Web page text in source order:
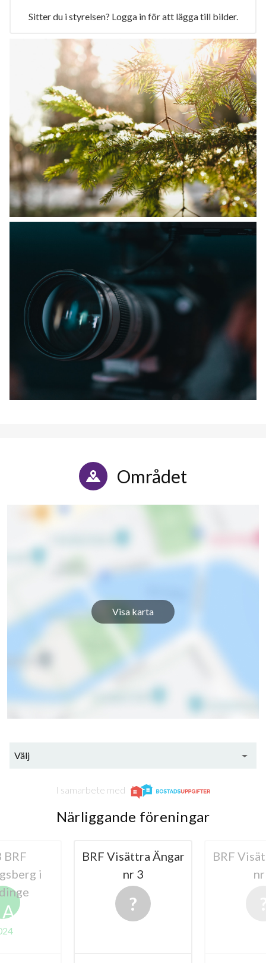
Sitter du i styrelsen? Logga in för att lägga till bilder.
Området
Visa karta
Välj
I samarbete med
Närliggande föreningar
BRF
i
A
BRF Visättra Ängar
nr 3
BRF